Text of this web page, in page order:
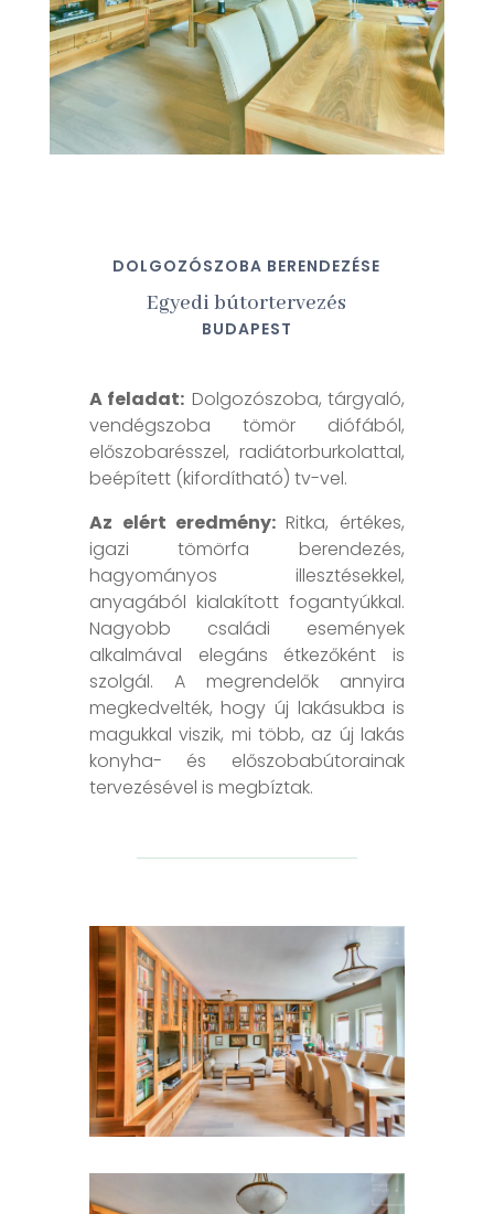
DOLGOZÓSZOBA BERENDEZÉSE
Egyedi bútortervezés
BUDAPEST
A feladat:Dolgozószoba, tárgyaló,
vendégszoba tömör diófából,
előszobarésszel, radiátorburkolattal,
beépített (kifordítható) tv-vel.
Az elért eredmény:Ritka, értékes,
igazi tömörfa berendezés,
hagyományos illesztésekkel,
anyagából kialakított fogantyúkkal.
Nagyobb családi események
alkalmával elegáns étkezőként is
szolgál. A megrendelők annyira
megkedvelték, hogy új lakásukba is
magukkal viszik, mi több, az új lakás
konyha- és előszobabútorainak
tervezésével is megbíztak.